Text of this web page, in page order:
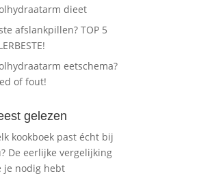
dieet
afslankpillen? TOP 5
eetschema?
of fout!
gelezen
kookboek past écht bij
De eerlijke vergelijking
je nodig hebt